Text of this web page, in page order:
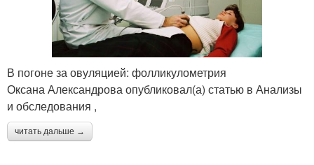
В погоне за овуляцией: фолликулометрия
Оксана Александрова опубликовал(а) статью в Анализы
и обследования ,
читать дальше →